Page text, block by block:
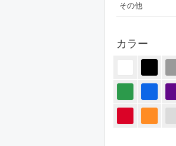
その他
カラー